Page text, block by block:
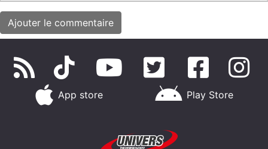
App store Play Store